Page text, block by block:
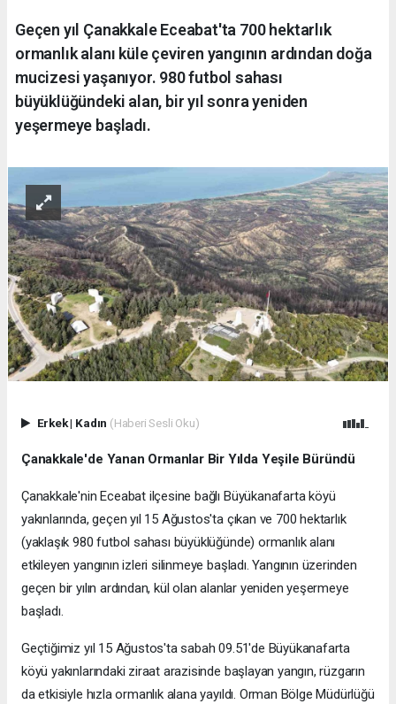
Geçen yıl Çanakkale Eceabat'ta 700 hektarlık
ormanlık alanı küle çeviren yangının ardından doğa
mucizesi yaşanıyor. 980 futbol sahası
büyüklüğündeki alan, bir yıl sonra yeniden
yeşermeye başladı.
Erkek| Kadın (Haberi Sesli Oku)
Çanakkale'de Yanan Ormanlar Bir Yılda Yeşile Büründü
Çanakkale'nin Eceabat ilçesine bağlı Büyükanafarta köyü
yakınlarında, geçen yıl 15 Ağustos'ta çıkan ve 700 hektarlık
(yaklaşık 980 futbol sahası büyüklüğünde) ormanlık alanı
etkileyen yangının izleri silinmeye başladı. Yangının üzerinden
geçen bir yılın ardından, kül olan alanlar yeniden yeşermeye
başladı.
Geçtiğimiz yıl 15 Ağustos'ta sabah 09.51'de Büyükanafarta
köyü yakınlarındaki ziraat arazisinde başlayan yangın, rüzgarın
da etkisiyle hızla ormanlık alana yayıldı. Orman Bölge Müdürlüğü